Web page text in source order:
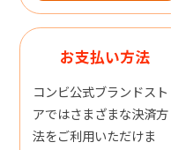
お支払い方法
コンビ公式ブランドスト
アではさまざまな決済方
法をご利用いただけま